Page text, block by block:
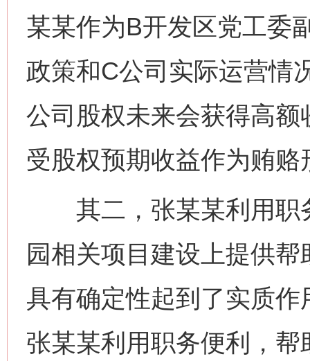
某某作为B开发区党工委
政策和C公司实际运营情
公司股权未来会获得高
受股权预期收益作为贿
其二，张某某利用职
园相关项目建设上提供
具有确定性起到了实质
张某某利用职务便利，